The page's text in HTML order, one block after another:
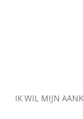
IK WIL MIJN